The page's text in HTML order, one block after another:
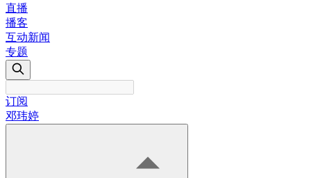
直播
播客
互动新闻
专题
订阅
邓玮婷